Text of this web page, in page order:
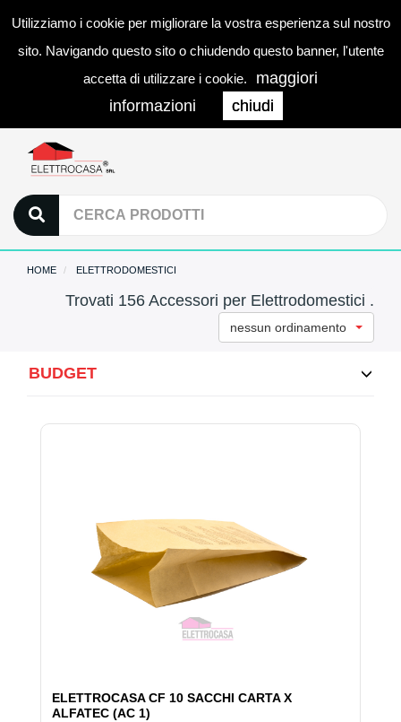
Utilizziamo i cookie per migliorare la vostra esperienza sul nostro
sito. Navigando questo sito o chiudendo questo banner, l'utente
accetta di utilizzare i cookie.
maggiori
informazioni
chiudi
0
HOME ELETTRODOMESTICI
Trovati 156 Accessori per Elettrodomestici .
nessun ordinamento
BUDGET
ELETTROCASA CF 10 SACCHI CARTA X
ALFATEC (AC 1)